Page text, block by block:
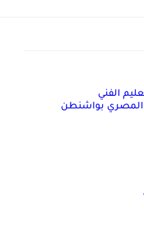
الفني
المصري بواشنطن